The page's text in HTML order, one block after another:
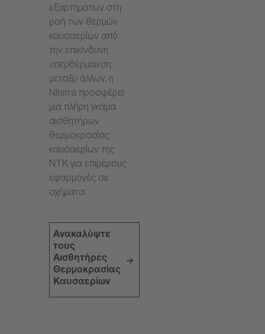
εξαρτημάτων στη
ροή των θερμών
καυσαερίων από
την επικίνδυνη
υπερθέρμανση,
μεταξύ άλλων, η
Niterra προσφέρει
μια πλήρη γκάμα
αισθητήρων
θερμοκρασίας
καυσαερίων της
NTK για επιμέρους
εφαρμογές σε
οχήματα.
Ανακαλύψτε
τους
Αισθητήρες
Θερμοκρασίας
Καυσαερίων